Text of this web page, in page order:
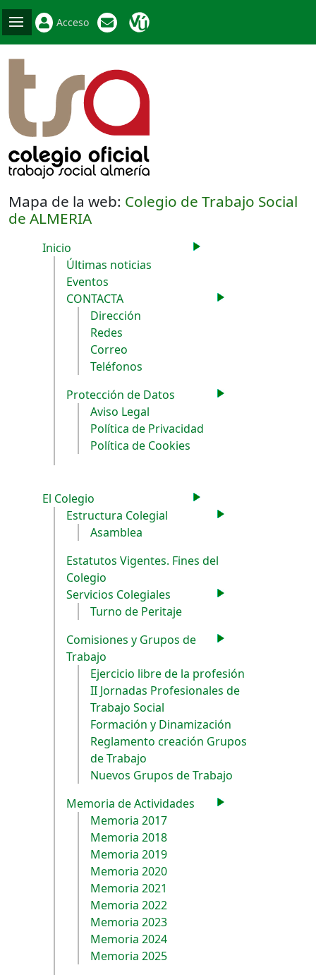
Acceso
Mapa de la web: Colegio de Trabajo Social
de ALMERIA
Inicio
Últimas noticias
Eventos
CONTACTA
Dirección
Redes
Correo
Teléfonos
Protección de Datos
Aviso Legal
Política de Privacidad
Política de Cookies
El Colegio
Estructura Colegial
Asamblea
Estatutos Vigentes. Fines del
Colegio
Servicios Colegiales
Turno de Peritaje
Comisiones y Grupos de
Trabajo
Ejercicio libre de la profesión
II Jornadas Profesionales de
Trabajo Social
Formación y Dinamización
Reglamento creación Grupos
de Trabajo
Nuevos Grupos de Trabajo
Memoria de Actividades
Memoria 2017
Memoria 2018
Memoria 2019
Memoria 2020
Memoria 2021
Memoria 2022
Memoria 2023
Memoria 2024
Memoria 2025